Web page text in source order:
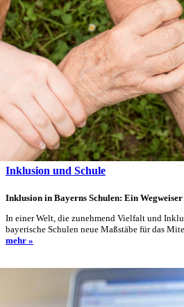
Inklusion und Schule
Inklusion in Bayerns Schulen: Ein
In einer Welt, die zunehmend Vielfalt und
bayerische Schulen neue Maßstäbe für das
mehr »